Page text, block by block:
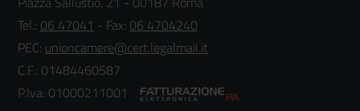
Tel.: 06 47041 - Fax: 06 4704240
PEC: unioncamere@cert.legalmail.it
C.F.: 01484460587
P.Iva: 01000211001